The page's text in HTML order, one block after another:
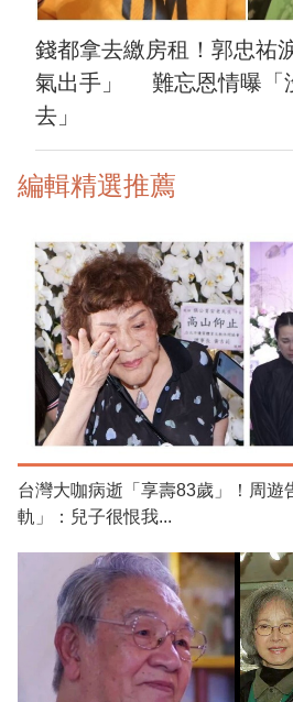
錢都拿去繳房租！郭忠祐
氣出手」 難忘恩情曝「
去」
編輯精選推薦
台灣大咖病逝「享壽83歲」！周遊
軌」：兒子很恨我...